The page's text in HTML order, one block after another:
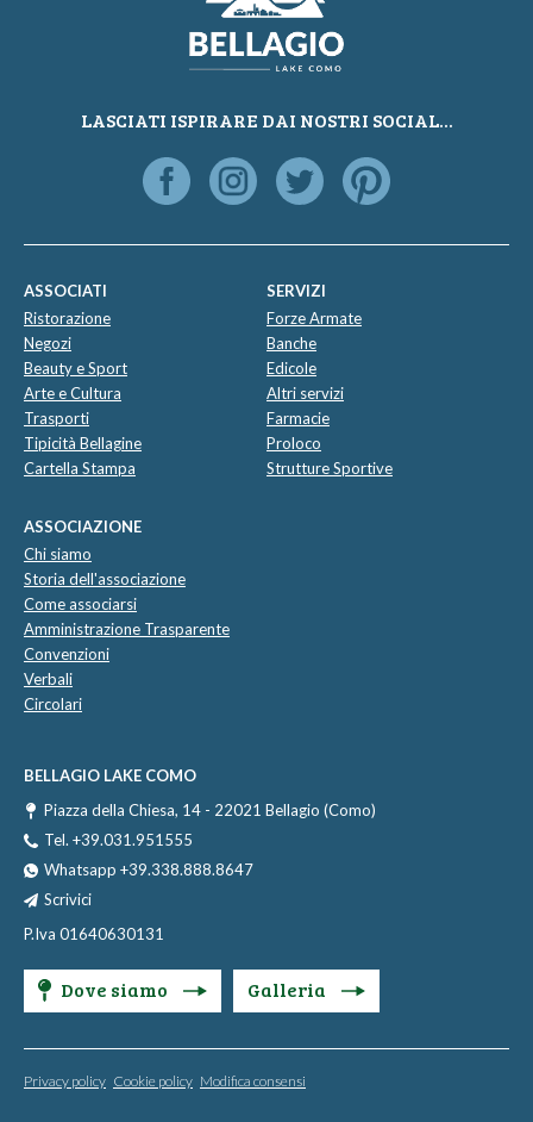
LASCIATI ISPIRARE DAI NOSTRI SOCIAL...
ASSOCIATI
Ristorazione
Negozi
Beauty e Sport
Arte e Cultura
Trasporti
Tipicità Bellagine
Cartella Stampa
SERVIZI
Forze Armate
Banche
Edicole
Altri servizi
Farmacie
Proloco
Strutture Sportive
ASSOCIAZIONE
Chi siamo
Storia dell'associazione
Come associarsi
Amministrazione Trasparente
Convenzioni
Verbali
Circolari
BELLAGIO LAKE COMO
Piazza della Chiesa, 14 - 22021 Bellagio (Como)
Tel. +39.031.951555
Whatsapp +39.338.888.8647
Scrivici
P.Iva 01640630131
Dove siamo Galleria
Privacy policy Cookie policy Modifica consensi